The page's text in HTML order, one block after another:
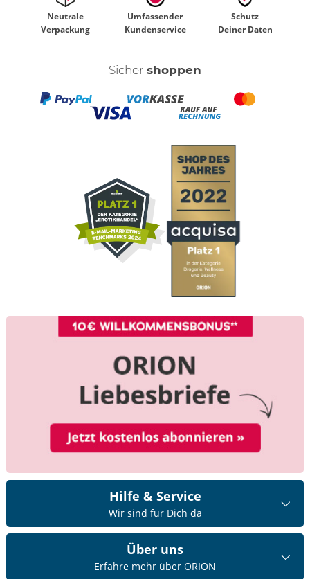
Neutrale
Verpackung
Umfassender
Kundenservice
Schutz
Deiner Daten
Sicher shoppen
Hilfe & Service
Wir sind für Dich da
Über uns
Erfahre mehr über ORION